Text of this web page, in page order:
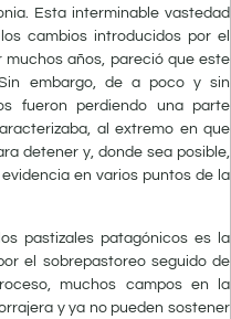
Esta interminable vastedad
cambios introducidos por el
años, pareció que este
embargo, de a poco y sin
fueron perdiendo una parte
al extremo en que
detener y, donde sea posible,
en varios puntos de la
pastizales patagónicos es la
el sobrepastoreo seguido de
muchos campos en la
y ya no pueden sostener